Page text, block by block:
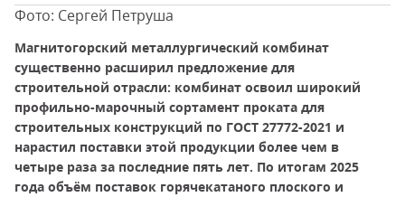
Фото: Сергей Петруша
Магнитогорский металлургический комбинат
существенно расширил предложение для
строительной отрасли: комбинат освоил широкий
профильно-марочный сортамент проката для
строительных конструкций по ГОСТ 27772-2021 и
нарастил поставки этой продукции более чем в
четыре раза за последние пять лет. По итогам 2025
года объём поставок горячекатаного плоского и